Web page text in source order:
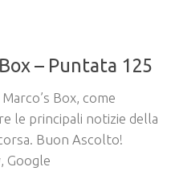
– Puntata 125
Box, come
le principali notizie della
Buon Ascolto!
Google